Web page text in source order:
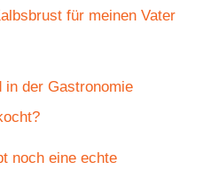
für meinen Vater
in der Gastronomie
noch eine echte